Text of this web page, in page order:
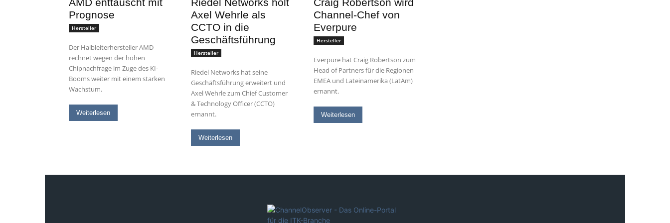
Prognose
Hersteller
Der Halbleiterhersteller AMD
rechnet wegen der hohen
Chipnachfrage im Zuge des KI-
Booms weiter mit einem starken
Wachstum.
Weiterlesen
Axel Wehrle als
CCTO in die
Geschäftsführung
Hersteller
Riedel Networks hat seine
Geschäftsführung erweitert und
Axel Wehrle zum Chief Customer
& Technology Officer (CCTO)
ernannt.
Weiterlesen
Channel-Chef von
Everpure
Hersteller
Everpure hat Craig Robertson zum
Head of Partners für die Regionen
EMEA und Lateinamerika (LatAm)
ernannt.
Weiterlesen